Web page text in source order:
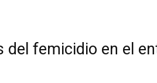
del femicidio en el